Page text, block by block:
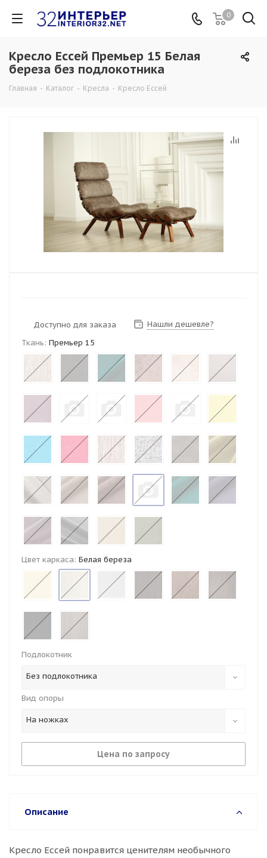
0
Кресло Ессей Премьер 15 Белая
береза без подлокотника
Главная - Каталог - Кресла - Кресло Ессей
Доступно для заказа
Нашли дешевле?
Ткань: Премьер 15
Цвет каркаса: Белая береза
Подлокотник
Без подлокотника
Вид опоры
На ножках
Цена по запросу
Описание
Кресло Ессей понравится ценителям необычного